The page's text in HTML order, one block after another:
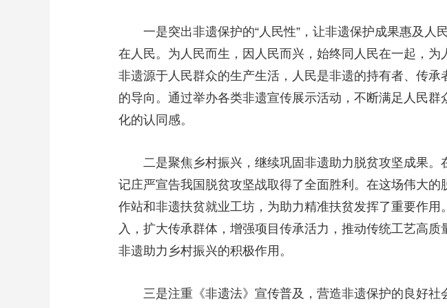
一是突出非遗保护的“人民性”，让非遗保护成果惠及
在人民。为人民而生，因人民而兴，始终同人民在一起，为
非遗源于人民群众的生产生活，人民是非遗的持有者、传
的导向。通过举办各类非遗宣传展示活动，不断满足人民
化的认同感。
二是聚焦乡村振兴，继续巩固非遗助力脱贫攻坚成果
记庄严宣告我国脱贫攻坚战取得了全面胜利。在这场伟大
作站和非遗扶贫就业工坊，为助力精准扶贫发挥了重要作
入，扩大传承群体，增强项目传承活力，推动传统工艺高
非遗助力乡村振兴的积极作用。
三是注重《非遗法》宣传普及，营造非遗保护的良好